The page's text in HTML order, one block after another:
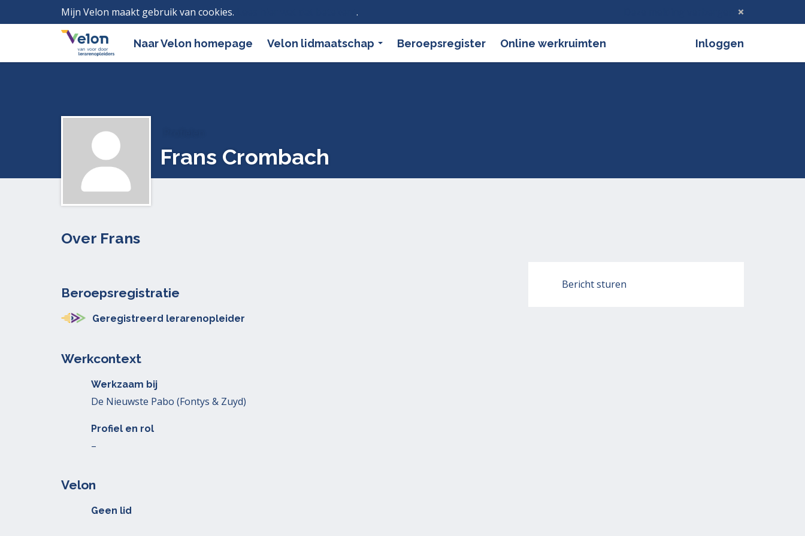
Mijn Velon maakt gebruik van cookies. .
Naar Velon homepage Velon lidmaatschap Beroepsregister Online werkruimten Inloggen
Frans Crombach
Over Frans
Beroepsregistratie
Geregistreerd lerarenopleider
Werkcontext
Werkzaam bij
De Nieuwste Pabo (Fontys & Zuyd)
Profiel en rol
–
Velon
Geen lid
Bericht sturen